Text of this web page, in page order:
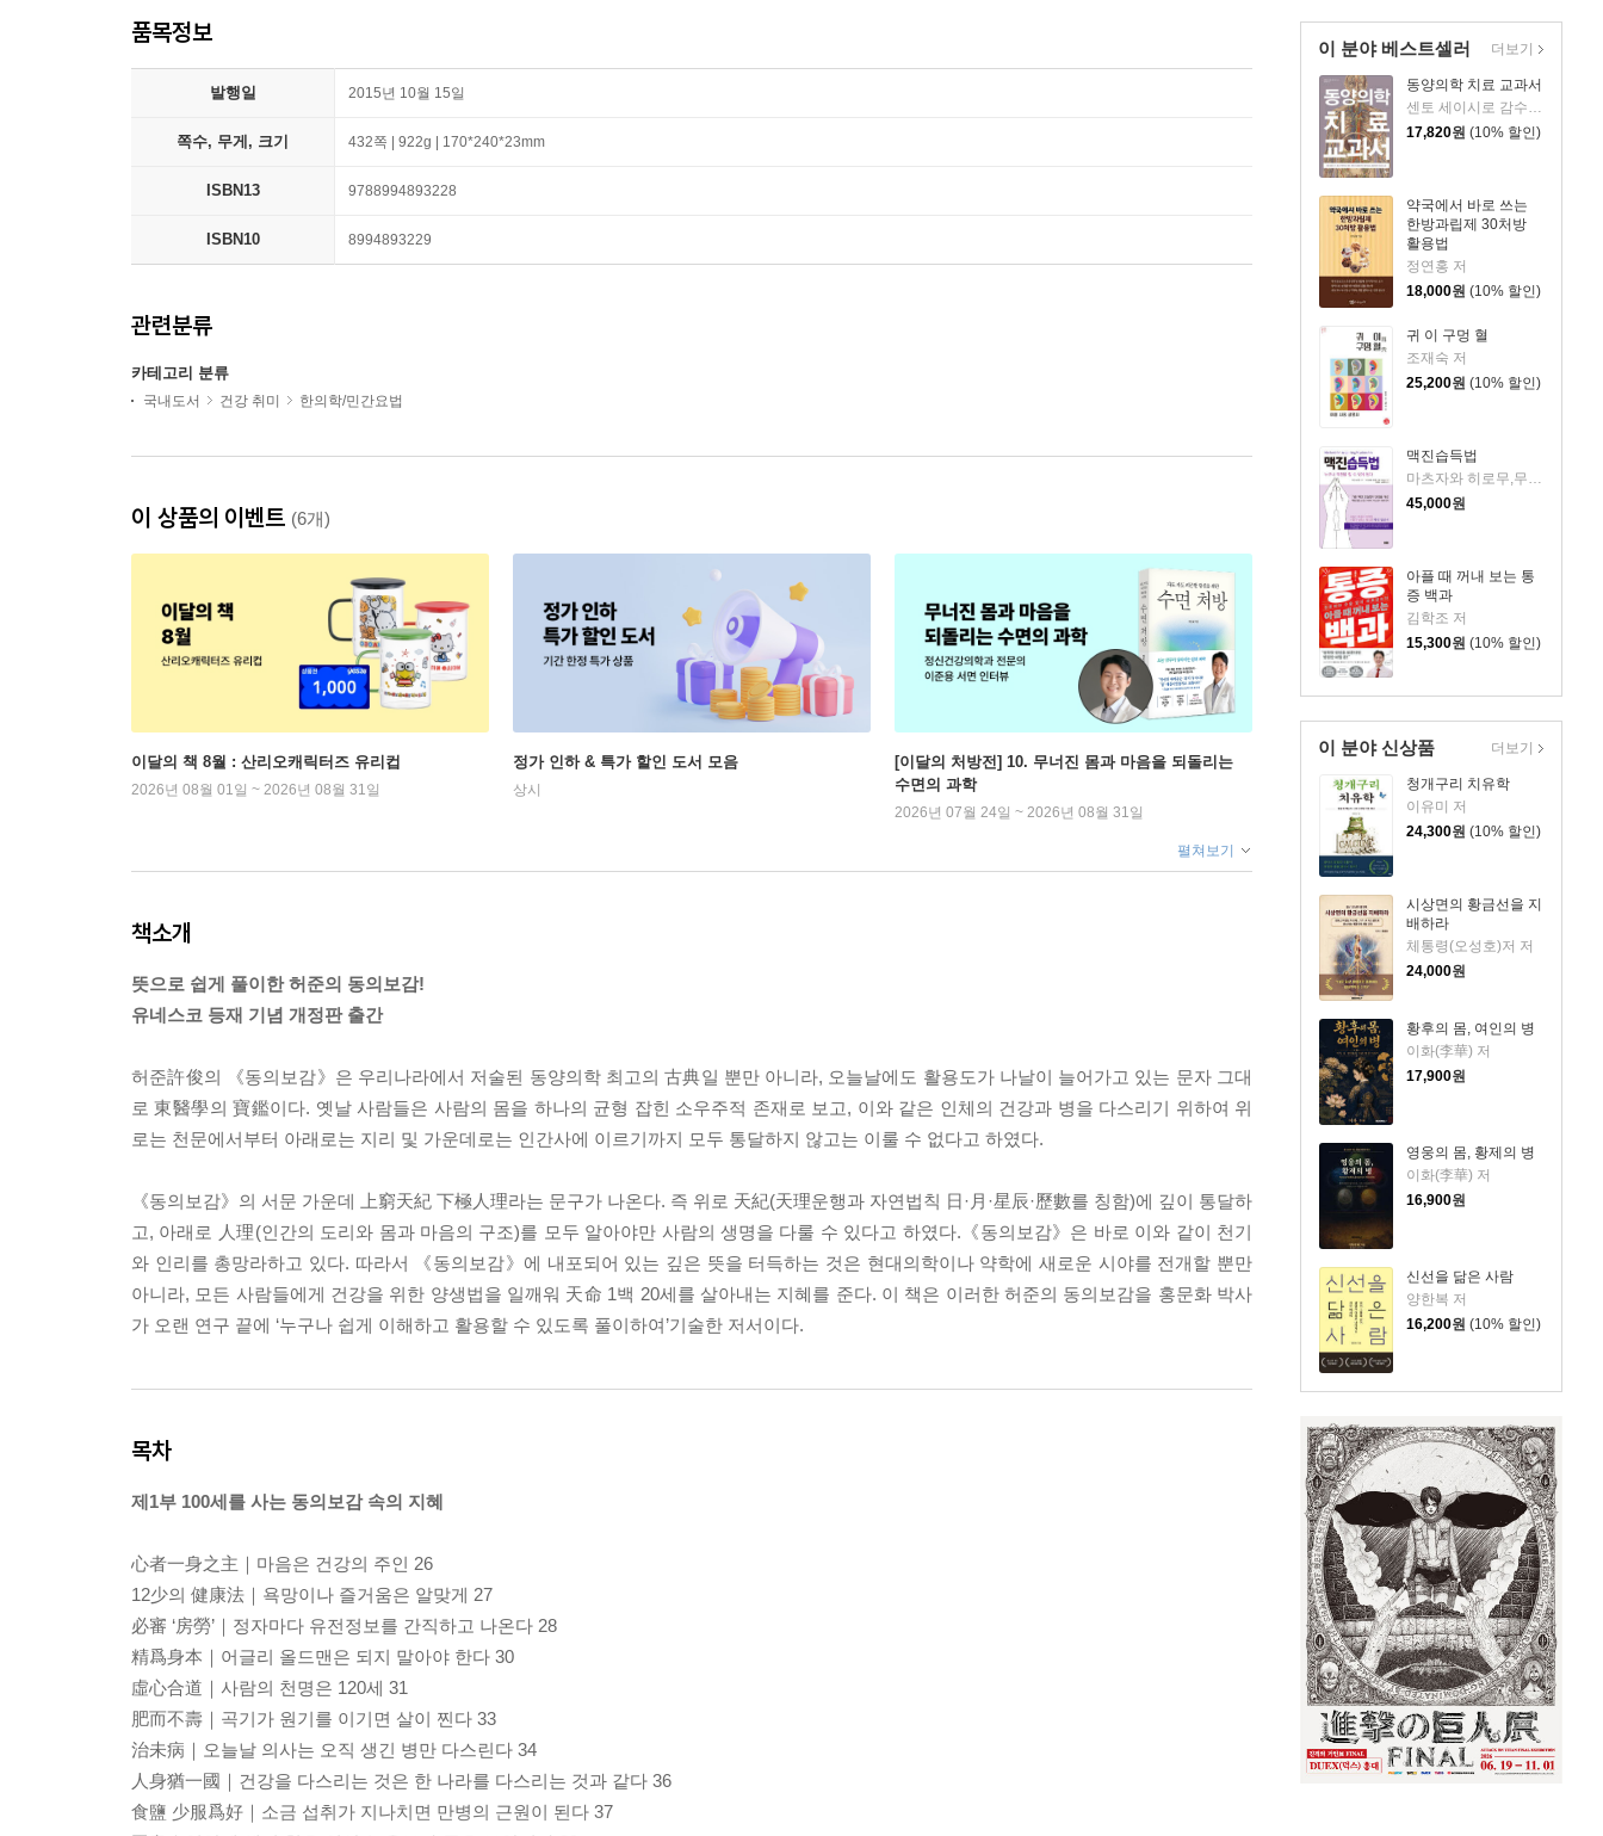
이 분야 베스트셀러
동양의학 치료 교과서
센토 세이시로 감수/장은정 역
17,820원 (10% 할인)
약국에서 바로 쓰는
한방과립제 30처방
활용법
정연홍 저
18,000원 (10% 할인)
귀 이 구멍 혈
조재숙 저
25,200원 (10% 할인)
맥진습득법
마츠자와 히로무,무토 아츠코 저/기도 마사오 편저/유준상,노혜경 역
45,000원
아플 때 꺼내 보는 통
증 백과
김학조 저
15,300원 (10% 할인)
더보기
이 분야 신상품
청개구리 치유학
이유미 저
24,300원 (10% 할인)
시상면의 황금선을 지
배하라
체통령(오성호)저 저
24,000원
황후의 몸, 여인의 병
이화(李華) 저
17,900원
영웅의 몸, 황제의 병
이화(李華) 저
16,900원
신선을 닮은 사람
양한복 저
16,200원 (10% 할인)
더보기
품목정보
발행일 2015년 10월 15일
쪽수, 무게, 크기 432쪽 | 922g | 170*240*23mm
ISBN13 9788994893228
ISBN10 8994893229
관련분류
카테고리 분류
국내도서 건강 취미 한의학/민간요법
이 상품의 이벤트 (6개)
이달의 책 8월 : 산리오캐릭터즈 유리컵
2026년 08월 01일 ~ 2026년 08월 31일
정가 인하 & 특가 할인 도서 모음
상시
[이달의 처방전] 10. 무너진 몸과 마음을 되돌리는
수면의 과학
2026년 07월 24일 ~ 2026년 08월 31일
펼쳐보기
책소개
뜻으로 쉽게 풀이한 허준의 동의보감!
유네스코 등재 기념 개정판 출간
허준許俊의 《동의보감》은 우리나라에서 저술된 동양의학 최고의 古典일 뿐만 아니라, 오늘날에도 활용도가 나날이 늘어가고 있는 문자 그대
로 東醫學의 寶鑑이다. 옛날 사람들은 사람의 몸을 하나의 균형 잡힌 소우주적 존재로 보고, 이와 같은 인체의 건강과 병을 다스리기 위하여 위
로는 천문에서부터 아래로는 지리 및 가운데로는 인간사에 이르기까지 모두 통달하지 않고는 이룰 수 없다고 하였다.
《동의보감》의 서문 가운데 上窮天紀 下極人理라는 문구가 나온다. 즉 위로 天紀(天理운행과 자연법칙 日·月·星辰·歷數를 칭함)에 깊이 통달하
고, 아래로 人理(인간의 도리와 몸과 마음의 구조)를 모두 알아야만 사람의 생명을 다룰 수 있다고 하였다.《동의보감》은 바로 이와 같이 천기
와 인리를 총망라하고 있다. 따라서 《동의보감》에 내포되어 있는 깊은 뜻을 터득하는 것은 현대의학이나 약학에 새로운 시야를 전개할 뿐만
아니라, 모든 사람들에게 건강을 위한 양생법을 일깨워 天命 1백 20세를 살아내는 지혜를 준다. 이 책은 이러한 허준의 동의보감을 홍문화 박사
가 오랜 연구 끝에 ‘누구나 쉽게 이해하고 활용할 수 있도록 풀이하여’기술한 저서이다.
목차
제1부 100세를 사는 동의보감 속의 지혜
心者一身之主｜마음은 건강의 주인 26
12少의 健康法｜욕망이나 즐거움은 알맞게 27
必審 ‘房勞’｜정자마다 유전정보를 간직하고 나온다 28
精爲身本｜어글리 올드맨은 되지 말아야 한다 30
虛心合道｜사람의 천명은 120세 31
肥而不壽｜곡기가 원기를 이기면 살이 찐다 33
治未病｜오늘날 의사는 오직 생긴 병만 다스린다 34
人身猶一國｜건강을 다스리는 것은 한 나라를 다스리는 것과 같다 36
食鹽 少服爲好｜소금 섭취가 지나치면 만병의 근원이 된다 37